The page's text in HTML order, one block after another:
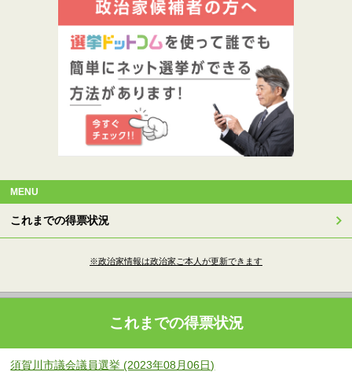
MENU
これまでの得票状況
※政治家情報は政治家ご本人が更新できます
これまでの得票状況
須賀川市議会議員選挙 (2023年08月06日)